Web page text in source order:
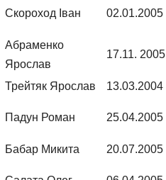
Скороход Іван 02.01.2005
Абраменко
Ярослав
17.11. 2005
Трейтяк Ярослав 13.03.2004
Падун Роман 25.04.2005
Бабар Микита 20.07.2005